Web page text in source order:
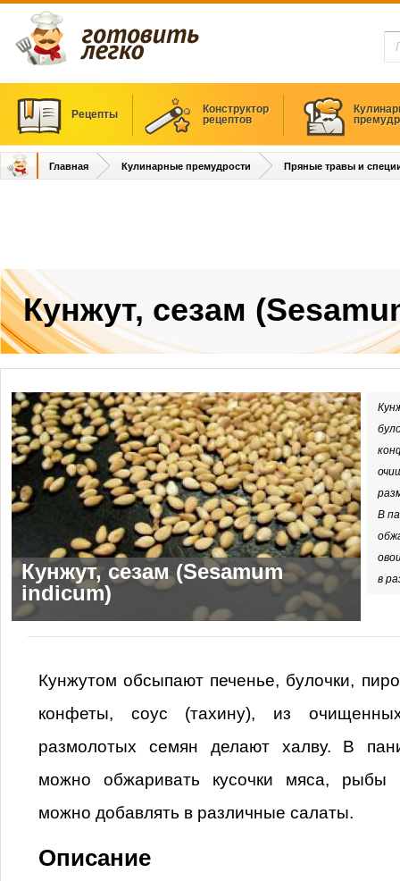
Рецепты
Конструктор
рецептов
Главная Кулинарные премудрости Пряные травы и
Кунжут, сезам
В
в
Кунжут, сезам (Sesamum
indicum)
Кунжутом обсыпают печенье, булочки,
конфеты, соус (тахину), из
размолотых семян делают халву. В
можно обжаривать кусочки мяса,
можно добавлять в различные салаты.
Описание